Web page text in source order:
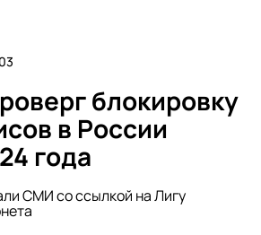
блокировку
в России
года
СМИ со ссылкой на Лигу